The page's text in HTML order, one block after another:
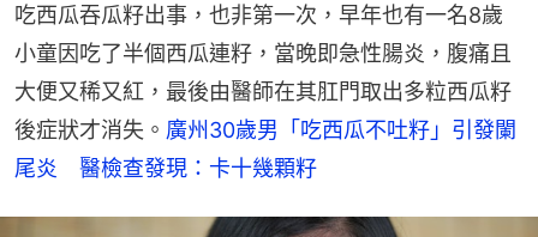
吃西瓜吞瓜籽出事，也非第一次，早年也有一名8歲
小童因吃了半個西瓜連籽，當晚即急性腸炎，腹痛且
大便又稀又紅，最後由醫師在其肛門取出多粒西瓜籽
後症狀才消失。 廣州30歲男「吃西瓜不吐籽」引發闌
尾炎　醫檢查發現：卡十幾顆籽